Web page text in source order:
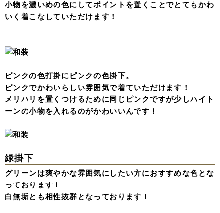
小物を濃いめの色にしてポイントを置くことでとてもかわ
いく着こなしていただけます！
ピンクの色打掛にピンクの色掛下。
ピンクでかわいらしい雰囲気で着ていただけます！
メリハリを置くつけるために同じピンクですが少しハイト
ーンの小物を入れるのがかわいいんです！
緑掛下
グリーンは爽やかな雰囲気にしたい方におすすめな色とな
っております！
白無垢とも相性抜群となっております！